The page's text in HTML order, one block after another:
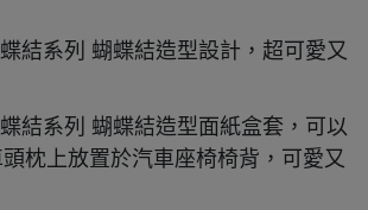
結系列 蝴蝶結造型設計，超可愛又
結系列 蝴蝶結造型面紙盒套，可以
枕上放置於汽車座椅椅背，可愛又